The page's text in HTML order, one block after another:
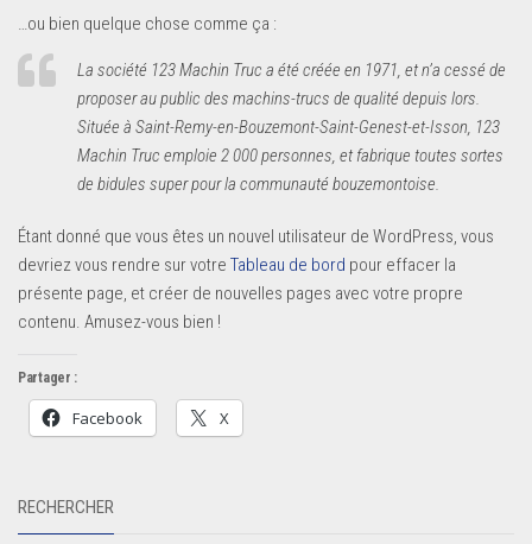
…ou bien quelque chose comme ça :
La société 123 Machin Truc a été créée en 1971, et n’a cessé de
proposer au public des machins-trucs de qualité depuis lors.
Située à Saint-Remy-en-Bouzemont-Saint-Genest-et-Isson, 123
Machin Truc emploie 2 000 personnes, et fabrique toutes sortes
de bidules super pour la communauté bouzemontoise.
Étant donné que vous êtes un nouvel utilisateur de WordPress, vous
devriez vous rendre sur votre Tableau de bord pour effacer la
présente page, et créer de nouvelles pages avec votre propre
contenu. Amusez-vous bien !
Partager :
Facebook X
RECHERCHER